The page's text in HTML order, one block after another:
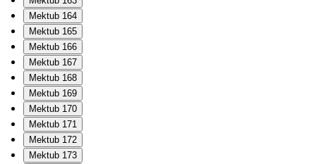
Mektub 164
Mektub 165
Mektub 166
Mektub 167
Mektub 168
Mektub 169
Mektub 170
Mektub 171
Mektub 172
Mektub 173